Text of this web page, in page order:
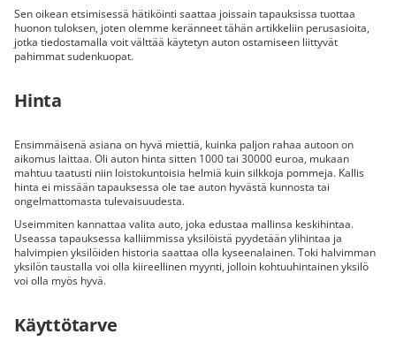
Sen oikean etsimisessä hätiköinti saattaa joissain tapauksissa tuottaa
huonon tuloksen, joten olemme keränneet tähän artikkeliin perusasioita,
jotka tiedostamalla voit välttää käytetyn auton ostamiseen liittyvät
pahimmat sudenkuopat.
Hinta
Ensimmäisenä asiana on hyvä miettiä, kuinka paljon rahaa autoon on
aikomus laittaa. Oli auton hinta sitten 1000 tai 30000 euroa, mukaan
mahtuu taatusti niin loistokuntoisia helmiä kuin silkkoja pommeja. Kallis
hinta ei missään tapauksessa ole tae auton hyvästä kunnosta tai
ongelmattomasta tulevaisuudesta.
Useimmiten kannattaa valita auto, joka edustaa mallinsa keskihintaa.
Useassa tapauksessa kalliimmissa yksilöistä pyydetään ylihintaa ja
halvimpien yksilöiden historia saattaa olla kyseenalainen. Toki halvimman
yksilön taustalla voi olla kiireellinen myynti, jolloin kohtuuhintainen yksilö
voi olla myös hyvä.
Käyttötarve